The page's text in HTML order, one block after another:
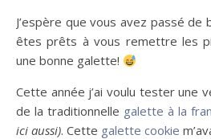
J’espère que vous avez passé
êtes prêts à vous remettre les
une bonne galette!
Cette année j’ai voulu tester une
de la traditionnelle galette à la
ici aussi). Cette galette cookie